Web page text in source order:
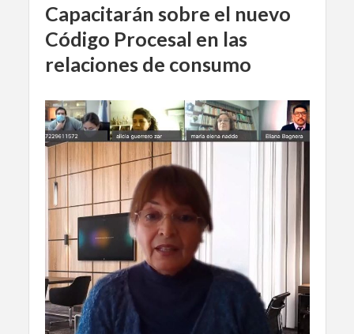
Capacitarán sobre el nuevo
Código Procesal en las
relaciones de consumo